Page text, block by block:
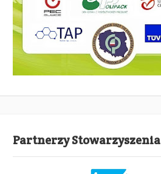
Partnerzy Stowarzyszenia